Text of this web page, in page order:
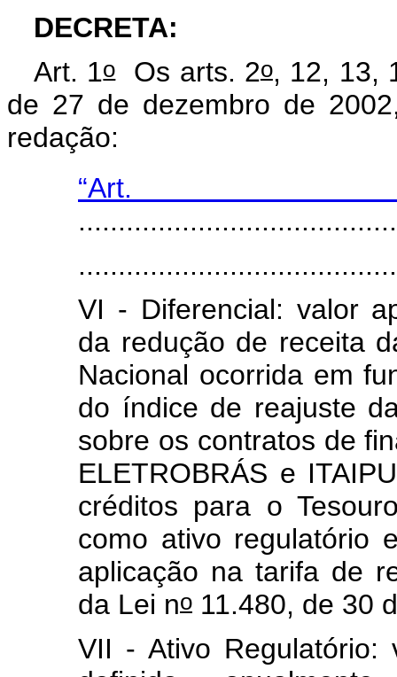
DECRETA:
Art. 1oOs arts. 2o, 12, 13,
de 27 de dezembro de
redação:
VI - Diferencial: valor
da redução de receita
Nacional ocorrida em
do índice de reajuste
sobre os contratos de
ELETROBRÁS e
créditos para o
como ativo regulatório
aplicação na tarifa de
da Lei no 11.480, de 30
VII - Ativo Regulatório: